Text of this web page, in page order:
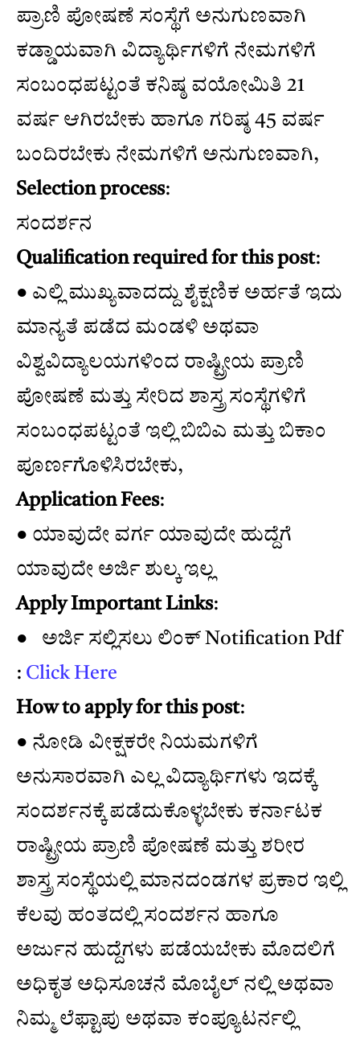
ಪ್ರಾಣಿ ಪೋಷಣೆ ಸಂಸ್ಥೆಗೆ ಅನುಗುಣವಾಗಿ
ಕಡ್ಡಾಯವಾಗಿ ವಿದ್ಯಾರ್ಥಿಗಳಿಗೆ ನೇಮಗಳಿಗೆ
ಸಂಬಂಧಪಟ್ಟಂತೆ ಕನಿಷ್ಠ ವಯೋಮಿತಿ 21
ವರ್ಷ ಆಗಿರಬೇಕು ಹಾಗೂ ಗರಿಷ್ಠ 45 ವರ್ಷ
ಬಂದಿರಬೇಕು ನೇಮಗಳಿಗೆ ಅನುಗುಣವಾಗಿ,
Selection process:
ಸಂದರ್ಶನ
Qualification required for this post:
● ಎಲ್ಲಿ ಮುಖ್ಯವಾದದ್ದು ಶೈಕ್ಷಣಿಕ ಅರ್ಹತೆ ಇದು
ಮಾನ್ಯತೆ ಪಡೆದ ಮಂಡಳಿ ಅಥವಾ
ವಿಶ್ವವಿದ್ಯಾಲಯಗಳಿಂದ ರಾಷ್ಟ್ರೀಯ ಪ್ರಾಣಿ
ಪೋಷಣೆ ಮತ್ತು ಸೇರಿದ ಶಾಸ್ತ್ರ ಸಂಸ್ಥೆಗಳಿಗೆ
ಸಂಬಂಧಪಟ್ಟಂತೆ ಇಲ್ಲಿ ಬಿಬಿಎ ಮತ್ತು ಬಿಕಾಂ
ಪೂರ್ಣಗೊಳಿಸಿರಬೇಕು,
Application Fees:
● ಯಾವುದೇ ವರ್ಗ ಯಾವುದೇ ಹುದ್ದೆಗೆ
ಯಾವುದೇ ಅರ್ಜಿ ಶುಲ್ಕ ಇಲ್ಲ
Apply Important Links:
● ಅರ್ಜಿ ಸಲ್ಲಿಸಲು ಲಿಂಕ್ Notification Pdf
: Click Here
How to apply for this post:
● ನೋಡಿ ವೀಕ್ಷಕರೇ ನಿಯಮಗಳಿಗೆ
ಅನುಸಾರವಾಗಿ ಎಲ್ಲ ವಿದ್ಯಾರ್ಥಿಗಳು ಇದಕ್ಕೆ
ಸಂದರ್ಶನಕ್ಕೆ ಪಡೆದುಕೊಳ್ಳಬೇಕು ಕರ್ನಾಟಕ
ರಾಷ್ಟ್ರೀಯ ಪ್ರಾಣಿ ಪೋಷಣೆ ಮತ್ತು ಶರೀರ
ಶಾಸ್ತ್ರ ಸಂಸ್ಥೆಯಲ್ಲಿ ಮಾನದಂಡಗಳ ಪ್ರಕಾರ ಇಲ್ಲಿ
ಕೆಲವು ಹಂತದಲ್ಲಿ ಸಂದರ್ಶನ ಹಾಗೂ
ಅರ್ಜುನ ಹುದ್ದೆಗಳು ಪಡೆಯಬೇಕು ಮೊದಲಿಗೆ
ಅಧಿಕೃತ ಅಧಿಸೂಚನೆ ಮೊಬೈಲ್ ನಲ್ಲಿ ಅಥವಾ
ನಿಮ್ಮ ಲೆಫ್ಟಾಪು ಅಥವಾ ಕಂಪ್ಯೂಟರ್ನಲ್ಲಿ